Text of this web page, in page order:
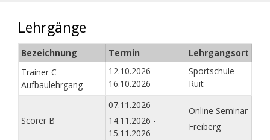
Lehrgänge
Bezeichnung Termin
Lehrgangsort
Trainer C
Aufbaulehrgang
12.10.2026 -
16.10.2026
Sportschule
Ruit
Scorer B
07.11.2026
14.11.2026 -
15.11.2026
Online Seminar
Freiberg